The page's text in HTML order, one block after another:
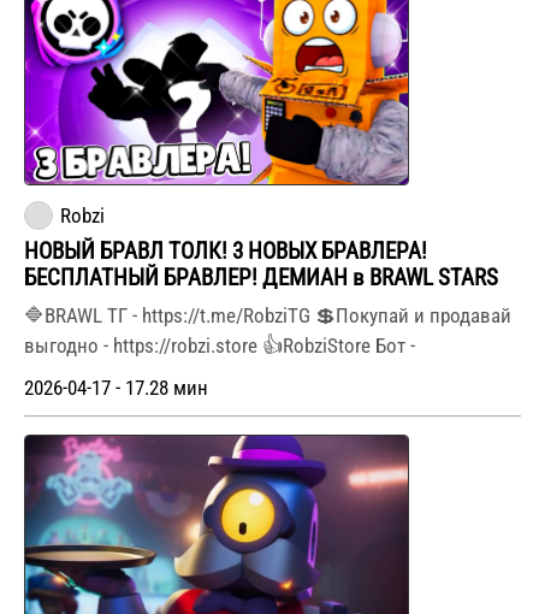
Robzi
НОВЫЙ БРАВЛ ТОЛК! 3 НОВЫХ БРАВЛЕРА!
БЕСПЛАТНЫЙ БРАВЛЕР! ДЕМИАН в BRAWL STARS
🔷BRAWL ТГ - https://t.me/RobziTG 💲Покупай и продавай
выгодно - https://robzi.store 👍RobziStore Бот -
2026-04-17 - 17.28 мин